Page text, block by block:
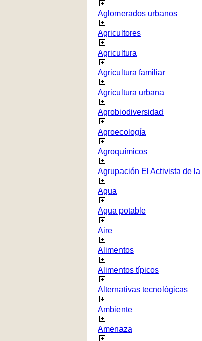
Aglomerados urbanos
Agricultores
Agricultura
Agricultura familiar
Agricultura urbana
Agrobiodiversidad
Agroecología
Agroquímicos
Agrupación El Activista de
Agua
Agua potable
Aire
Alimentos
Alimentos típicos
Alternativas tecnológicas
Ambiente
Amenaza